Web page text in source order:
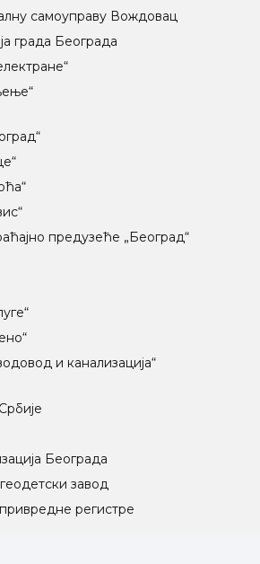
самоуправу Вождовац
града Београда
предузеће „Београд“
и канализација“
Београда
завод
регистре